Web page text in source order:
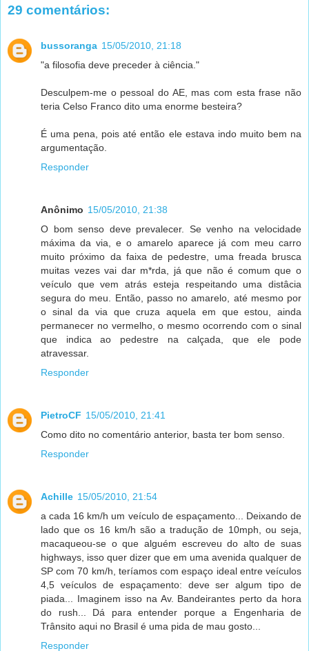
29 comentários:
bussoranga 15/05/2010, 21:18
"a filosofia deve preceder à ciência."
Desculpem-me o pessoal do AE, mas com esta frase não
teria Celso Franco dito uma enorme besteira?
É uma pena, pois até então ele estava indo muito bem na
argumentação.
Responder
Anônimo 15/05/2010, 21:38
O bom senso deve prevalecer. Se venho na velocidade
máxima da via, e o amarelo aparece já com meu carro
muito próximo da faixa de pedestre, uma freada brusca
muitas vezes vai dar m*rda, já que não é comum que o
veículo que vem atrás esteja respeitando uma distâcia
segura do meu. Então, passo no amarelo, até mesmo por
o sinal da via que cruza aquela em que estou, ainda
permanecer no vermelho, o mesmo ocorrendo com o sinal
que indica ao pedestre na calçada, que ele pode
atravessar.
Responder
PietroCF 15/05/2010, 21:41
Como dito no comentário anterior, basta ter bom senso.
Responder
Achille 15/05/2010, 21:54
a cada 16 km/h um veículo de espaçamento... Deixando de
lado que os 16 km/h são a tradução de 10mph, ou seja,
macaqueou-se o que alguém escreveu do alto de suas
highways, isso quer dizer que em uma avenida qualquer de
SP com 70 km/h, teríamos com espaço ideal entre veículos
4,5 veículos de espaçamento: deve ser algum tipo de
piada... Imaginem isso na Av. Bandeirantes perto da hora
do rush... Dá para entender porque a Engenharia de
Trânsito aqui no Brasil é uma pida de mau gosto...
Responder